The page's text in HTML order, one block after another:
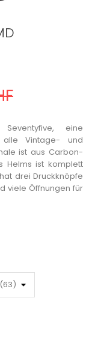
eine
Vintage- und
ist aus Carbon-
Helms ist komplett
drei Druckknöpfe
viele Öffnungen für